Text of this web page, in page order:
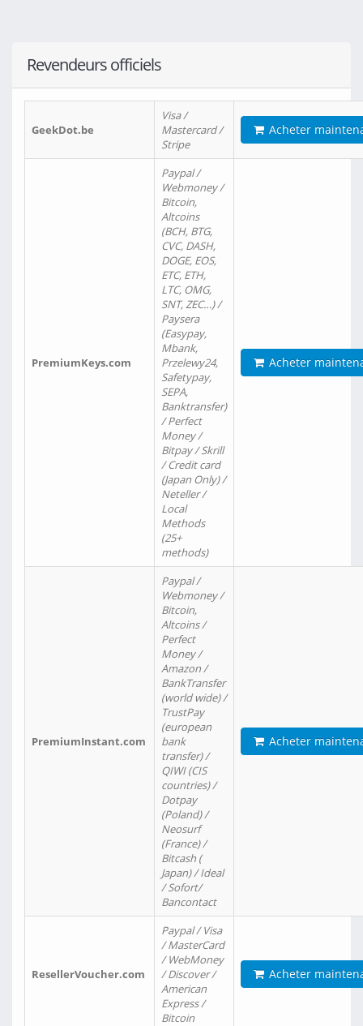
Revendeurs officiels
GeekDot.be
Visa /
Mastercard /
Stripe
Acheter
PremiumKeys.com
Paypal /
Webmoney /
Bitcoin,
Altcoins
(BCH, BTG,
CVC, DASH,
DOGE, EOS,
ETC, ETH,
LTC, OMG,
SNT, ZEC…) /
Paysera
(Easypay,
Mbank,
Przelewy24,
Safetypay,
SEPA,
Banktransfer)
/ Perfect
Money /
Bitpay / Skrill
/ Credit card
(Japan Only) /
Neteller /
Local
Methods
(25+
methods)
Acheter
PremiumInstant.com
Paypal /
Webmoney /
Bitcoin,
Altcoins /
Perfect
Money /
Amazon /
BankTransfer
(world wide) /
TrustPay
(european
bank
transfer) /
QIWI (CIS
countries) /
Dotpay
(Poland) /
Neosurf
(France) /
Bitcash (
Japan) / Ideal
/ Sofort/
Bancontact
Acheter
ResellerVoucher.com
Paypal / Visa
/ MasterCard
/ WebMoney
/ Discover /
American
Express /
Bitcoin
Acheter